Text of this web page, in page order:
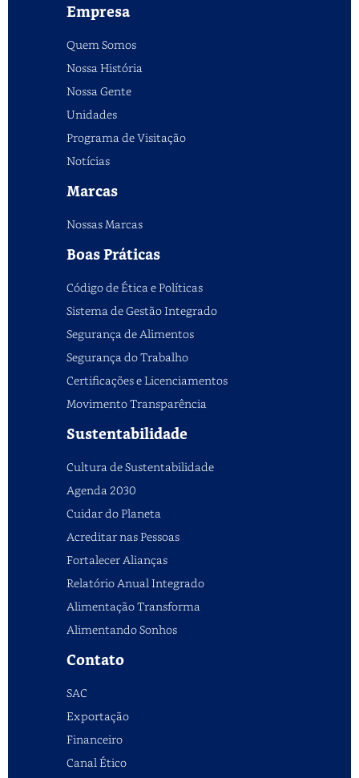
Empresa
Quem Somos
Nossa História
Nossa Gente
Unidades
Programa de Visitação
Notícias
Marcas
Nossas Marcas
Boas Práticas
Código de Ética e Políticas
Sistema de Gestão Integrado
Segurança de Alimentos
Segurança do Trabalho
Certificações e Licenciamentos
Movimento Transparência
Sustentabilidade
Cultura de Sustentabilidade
Agenda 2030
Cuidar do Planeta
Acreditar nas Pessoas
Fortalecer Alianças
Relatório Anual Integrado
Alimentação Transforma
Alimentando Sonhos
Contato
SAC
Exportação
Financeiro
Canal Ético